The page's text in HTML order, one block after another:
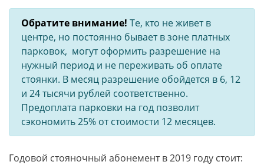
Обратите внимание! Те, кто не живет в
центре, но постоянно бывает в зоне платных
парковок, могут оформить разрешение на
нужный период и не переживать об оплате
стоянки. В месяц разрешение обойдется в 6, 12
и 24 тысячи рублей соответственно.
Предоплата парковки на год позволит
сэкономить 25% от стоимости 12 месяцев.
Годовой стояночный абонемент в 2019 году стоит: